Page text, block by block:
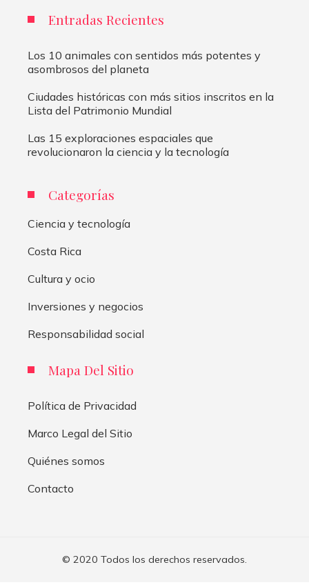
Entradas Recientes
Los 10 animales con sentidos más potentes y
asombrosos del planeta
Ciudades históricas con más sitios inscritos en la
Lista del Patrimonio Mundial
Las 15 exploraciones espaciales que
revolucionaron la ciencia y la tecnología
Categorías
Ciencia y tecnología
Costa Rica
Cultura y ocio
Inversiones y negocios
Responsabilidad social
Mapa Del Sitio
Política de Privacidad
Marco Legal del Sitio
Quiénes somos
Contacto
© 2020 Todos los derechos reservados.